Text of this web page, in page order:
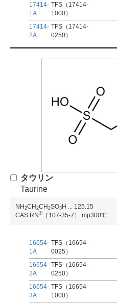
17414-
1A
TFS（17414-
1000）
17414-
2A
TFS（17414-
0250）
タウリン
Taurine
NH2CH2CH2SO3H
125.15
CAS RN® ［107-35-7］ mp300℃
16654-
1A
TFS（16654-
0025）
16654-
2A
TFS（16654-
0250）
16654-
3A
TFS（16654-
1000）